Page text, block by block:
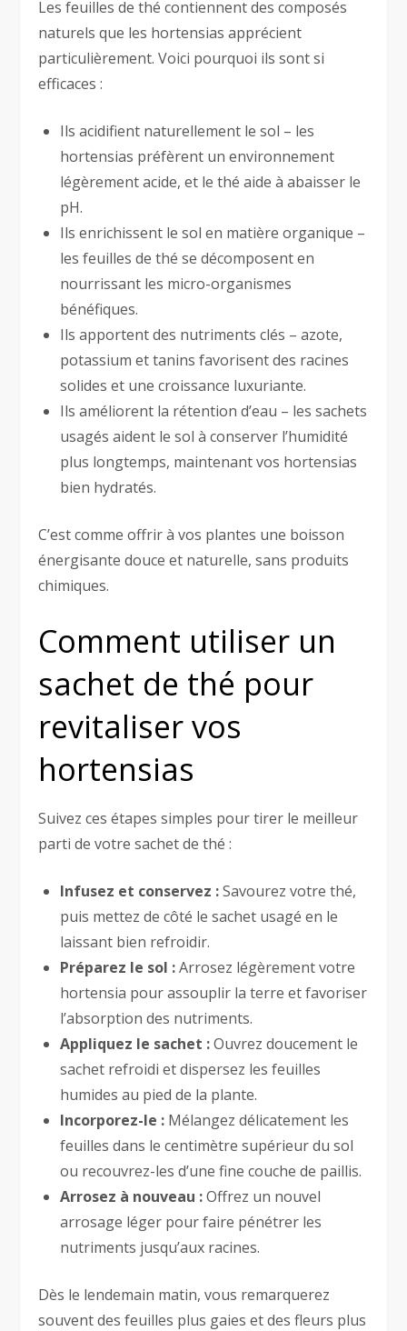
Les feuilles de thé contiennent des composés
naturels que les hortensias apprécient
particulièrement. Voici pourquoi ils sont si
efficaces :
Ils acidifient naturellement le sol – les
hortensias préfèrent un environnement
légèrement acide, et le thé aide à abaisser le
pH.
Ils enrichissent le sol en matière organique –
les feuilles de thé se décomposent en
nourrissant les micro-organismes
bénéfiques.
Ils apportent des nutriments clés – azote,
potassium et tanins favorisent des racines
solides et une croissance luxuriante.
Ils améliorent la rétention d’eau – les sachets
usagés aident le sol à conserver l’humidité
plus longtemps, maintenant vos hortensias
bien hydratés.
C’est comme offrir à vos plantes une boisson
énergisante douce et naturelle, sans produits
chimiques.
Comment utiliser un
sachet de thé pour
revitaliser vos
hortensias
Suivez ces étapes simples pour tirer le meilleur
parti de votre sachet de thé :
Infusez et conservez :Savourez votre thé,
puis mettez de côté le sachet usagé en le
laissant bien refroidir.
Préparez le sol :Arrosez légèrement votre
hortensia pour assouplir la terre et favoriser
l’absorption des nutriments.
Appliquez le sachet :Ouvrez doucement le
sachet refroidi et dispersez les feuilles
humides au pied de la plante.
Incorporez-le : Mélangez délicatement les
feuilles dans le centimètre supérieur du sol
ou recouvrez-les d’une fine couche de paillis.
Arrosez à nouveau :Offrez un nouvel
arrosage léger pour faire pénétrer les
nutriments jusqu’aux racines.
Dès le lendemain matin, vous remarquerez
souvent des feuilles plus gaies et des fleurs plus